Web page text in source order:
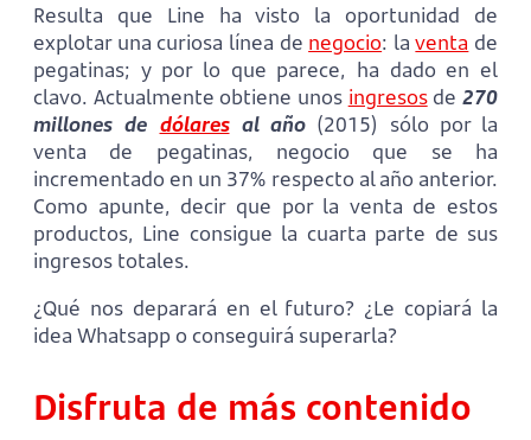
Resulta que Line ha visto la oportunidad de
explotar una curiosa línea de negocio: laventa de
pegatinas; y por lo que parece, ha dado en el
clavo. Actualmente obtiene unos ingresosde270
millones de dólaresal año (2015) sólo por la
venta de pegatinas, negocio que se ha
incrementado en un 37% respecto al año anterior.
Como apunte, decir que por la venta de estos
productos, Line consigue la cuarta parte de sus
ingresos totales.
¿Qué nos deparará en el futuro? ¿Le copiará la
idea Whatsapp o conseguirá superarla?
Disfruta de más contenido